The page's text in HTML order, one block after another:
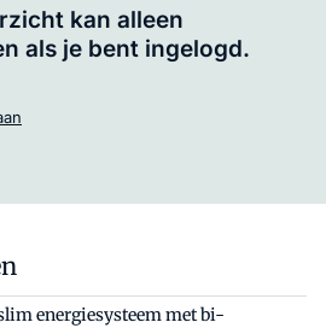
kan alleen
als je bent ingelogd.
energiesysteem met bi-